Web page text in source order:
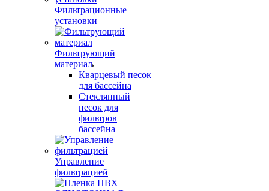
Фильтрационные
установки
Фильтрующий
материал
Кварцевый песок
для бассейна
Cтеклянный
песок для
фильтров
бассейна
Управление
фильтрацией